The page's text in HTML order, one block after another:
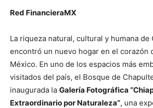
Red FinancieraMX
La riqueza natural, cultural y humana de
encontró un nuevo hogar en el corazón
México. En uno de los espacios más
visitados del país, el Bosque de
inaugurada la Galería Fotográfica
Extraordinario por Naturaleza”, una